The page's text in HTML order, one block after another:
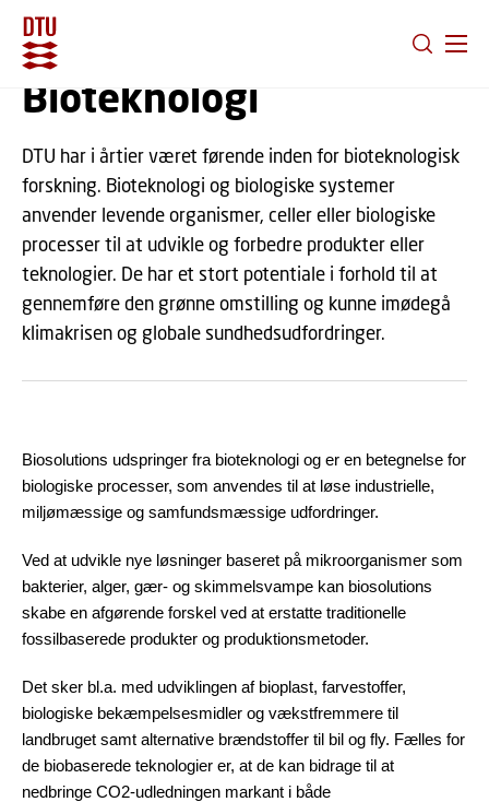
Bioteknologi
DTU har i årtier været førende inden for bioteknologisk
forskning. Bioteknologi og biologiske systemer
anvender levende organismer, celler eller biologiske
processer til at udvikle og forbedre produkter eller
teknologier. De har et stort potentiale i forhold til at
gennemføre den grønne omstilling og kunne imødegå
klimakrisen og globale sundhedsudfordringer.
Biosolutions udspringer fra bioteknologi og er en betegnelse for
biologiske processer, som anvendes til at løse industrielle,
miljømæssige og samfundsmæssige udfordringer.
Ved at udvikle nye løsninger baseret på mikroorganismer som
bakterier, alger, gær- og skimmelsvampe kan biosolutions
skabe en afgørende forskel ved at erstatte traditionelle
fossilbaserede produkter og produktionsmetoder.
Det sker bl.a. med udviklingen af bioplast, farvestoffer,
biologiske bekæmpelsesmidler og vækstfremmere til
landbruget samt alternative brændstoffer til bil og fly. Fælles for
de biobaserede teknologier er, at de kan bidrage til at
nedbringe CO2-udledningen markant i både